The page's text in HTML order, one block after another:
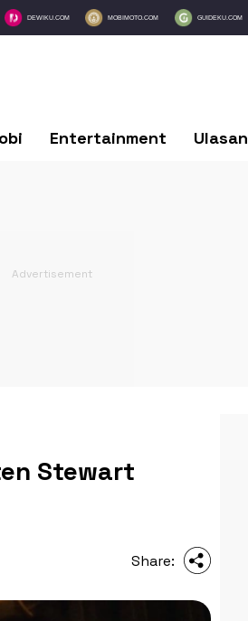
DEWIKU.COM MOBIMOTO.COM GUIDEKU.COM
Entertainment Ulasan
Stewart
Share: